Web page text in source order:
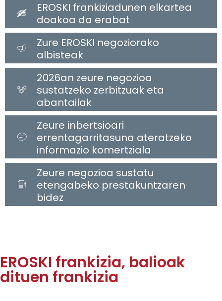
EROSKI frankiziadunen elkartea
doakoa da erabat
Zure EROSKI negoziorako
albisteak
2026an zeure negozioa
sustatzeko zerbitzuak eta
abantailak
Zeure inbertsioari
errentagarritasuna ateratzeko
informazio komertziala
Zeure negozioa sustatu
etengabeko prestakuntzaren
bidez
EROSKI frankizia, balioak
dituen frankizia